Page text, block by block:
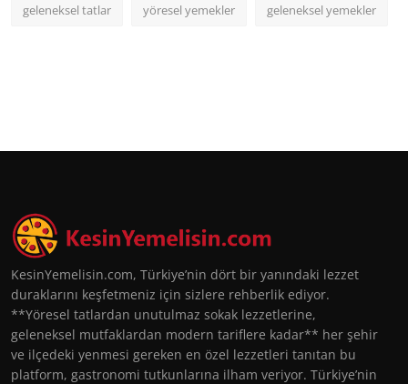
geleneksel tatlar yöresel yemekler geleneksel yemekler
KesinYemelisin.com, Türkiye’nin dört bir yanındaki lezzet
duraklarını keşfetmeniz için sizlere rehberlik ediyor.
**Yöresel tatlardan unutulmaz sokak lezzetlerine,
geleneksel mutfaklardan modern tariflere kadar** her şehir
ve ilçedeki yenmesi gereken en özel lezzetleri tanıtan bu
platform, gastronomi tutkunlarına ilham veriyor. Türkiye’nin